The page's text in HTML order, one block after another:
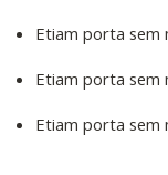
Etiam porta sem
Etiam porta sem
Etiam porta sem